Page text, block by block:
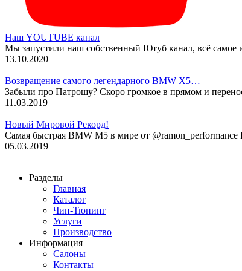
Наш YOUTUBE канал
Мы запустили наш собственный Ютуб канал, всё самое
13.10.2020
Возвращение самого легендарного BMW X5…
Забыли про Патрошу? Скоро громкое в прямом и
11.03.2019
Новый Мировой Рекорд!
Cамая быстрая BMW M5 в мире от
05.03.2019
Разделы
Главная
Каталог
Чип-Тюнинг
Услуги
Производство
Информация
Салоны
Контакты